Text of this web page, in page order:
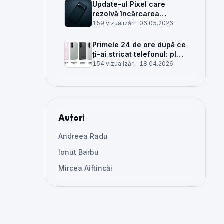
Update-ul Pixel care
rezolvă încărcarea
wireless și glitch-uri de
159 vizualizări · 06.05.2026
Primele 24 de ore după ce
ți-ai stricat telefonul: plan
clar, greșeli de evitat și
154 vizualizări · 18.04.2026
Autori
Andreea Radu
Ionut Barbu
Mircea Aiftincăi